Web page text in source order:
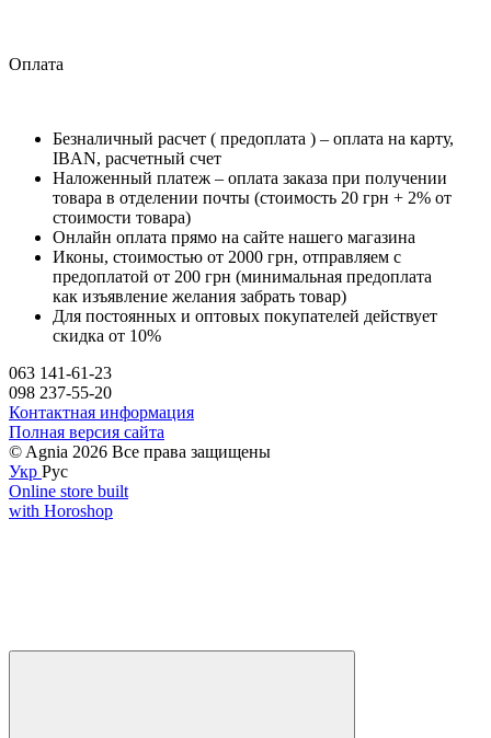
Оплата
Безналичный расчет ( предоплата ) – оплата на карту,
IBAN, расчетный счет
Наложенный платеж – оплата заказа при получении
товара в отделении почты (стоимость 20 грн + 2% от
стоимости товара)
Онлайн оплата прямо на сайте нашего магазина
Иконы, стоимостью от 2000 грн, отправляем с
предоплатой от 200 грн (минимальная предоплата
как изъявление желания забрать товар)
Для постоянных и оптовых покупателей действует
скидка от 10%
063 141-61-23
098 237-55-20
Контактная информация
Полная версия сайта
© Agnia 2026 Все права защищены
Укр Рус
Online store built
with Horoshop